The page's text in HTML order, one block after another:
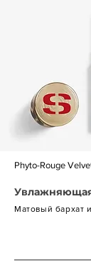
Phyto-Rouge
Матовый бархат